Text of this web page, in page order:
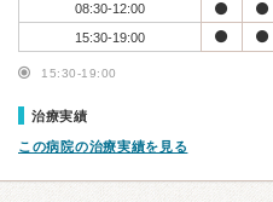
08:30-12:00
15:30-19:00
15:30-19:00
治療実績
この病院の治療実績を見る